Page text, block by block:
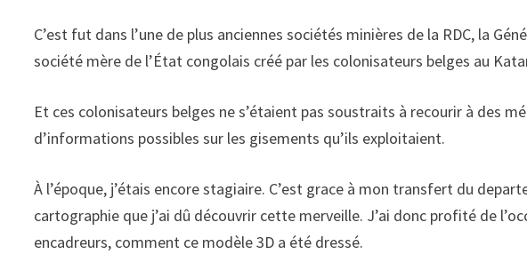
C’est fut dans l’une de plus anciennes sociétés minières de la RDC, la
société mère de l’État congolais créé par les colonisateurs belges au
Et ces colonisateurs belges ne s’étaient pas soustraits à recourir à des
d’informations possibles sur les gisements qu’ils exploitaient.
À l’époque, j’étais encore stagiaire. C’est grace à mon transfert du
cartographie que j’ai dû découvrir cette merveille. J’ai donc profité de
encadreurs, comment ce modèle 3D a été dressé.